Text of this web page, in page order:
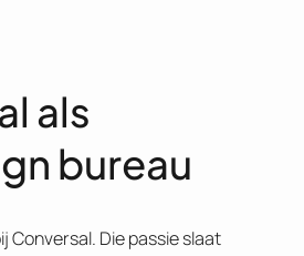
als
bureau
Conversal. Die passie slaat